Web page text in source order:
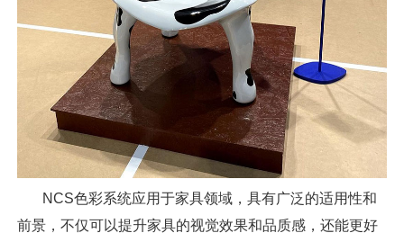
NCS色彩系统应用于家具领域，具有广泛的适用性和
前景，不仅可以提升家具的视觉效果和品质感，还能更好